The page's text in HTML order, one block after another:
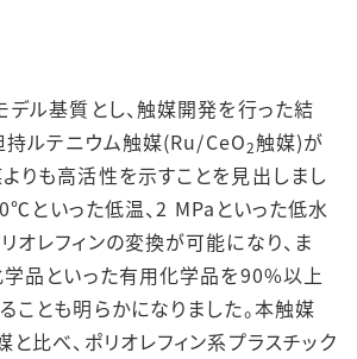
デル基質とし、触媒開発を行った結
持ルテニウム触媒(Ru/CeO2触媒)が
りも高活性を示すことを見出しまし
といった低温、2 MPaといった低水
オレフィンの変換が可能になり、ま
学品といった有用化学品を90%以上
ことも明らかになりました。本触媒
比べ、ポリオレフィン系プラスチック